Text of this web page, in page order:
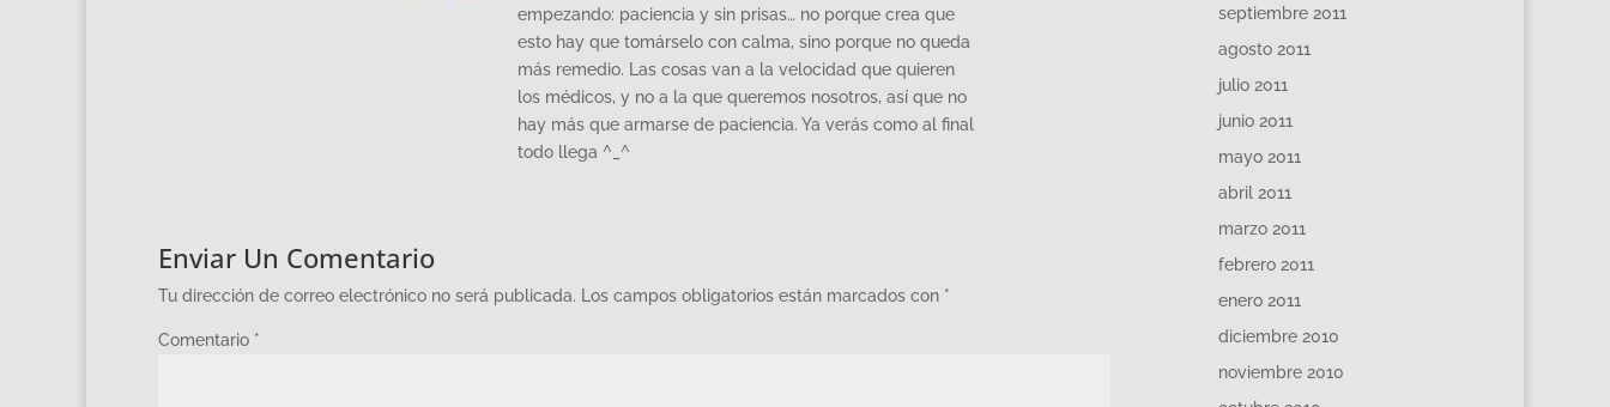
empezando: paciencia y sin prisas… no porque crea que
esto hay que tomárselo con calma, sino porque no queda
más remedio. Las cosas van a la velocidad que quieren
los médicos, y no a la que queremos nosotros, así que no
hay más que armarse de paciencia. Ya verás como al final
todo llega ^_^
Enviar Un Comentario
Tu dirección de correo electrónico no será publicada. Los campos obligatorios están marcados con *
Comentario *
septiembre 2011
agosto 2011
julio 2011
junio 2011
mayo 2011
abril 2011
marzo 2011
febrero 2011
enero 2011
diciembre 2010
noviembre 2010